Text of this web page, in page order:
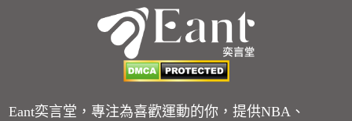
Eant奕言堂，專注為喜歡運動的你，提供NBA、